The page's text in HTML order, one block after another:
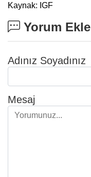
Kaynak: IGF
Yorum Ekle
Adınız Soyadınız
Mesaj